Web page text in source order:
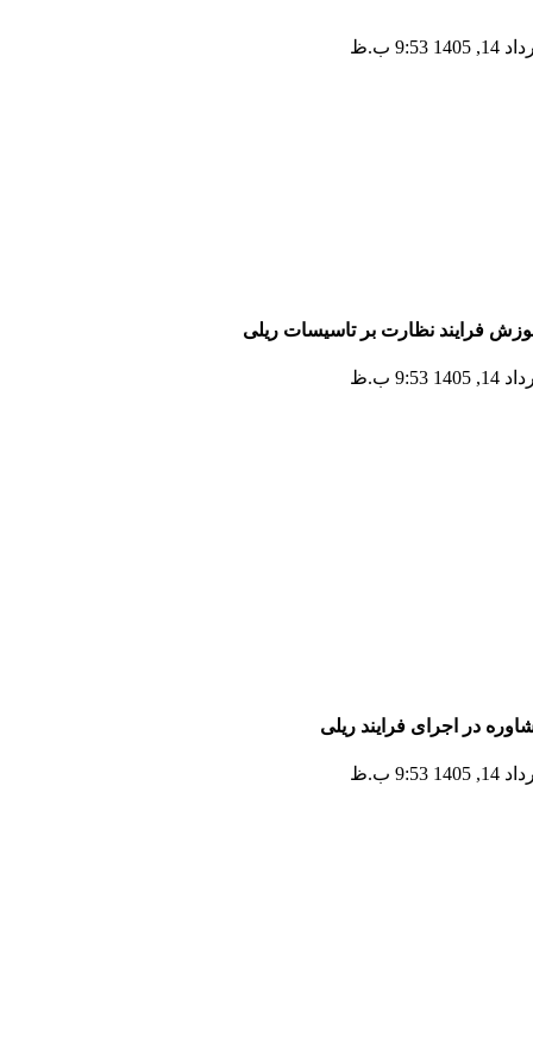
1405 9:53 ب.ظ
فرایند نظارت بر تاسیسات ریلی
1405 9:53 ب.ظ
در اجرای فرایند ریلی
1405 9:53 ب.ظ